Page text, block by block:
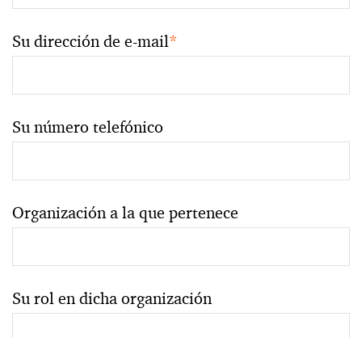
Su dirección de e-mail*
Su número telefónico
Organización a la que pertenece
Su rol en dicha organización